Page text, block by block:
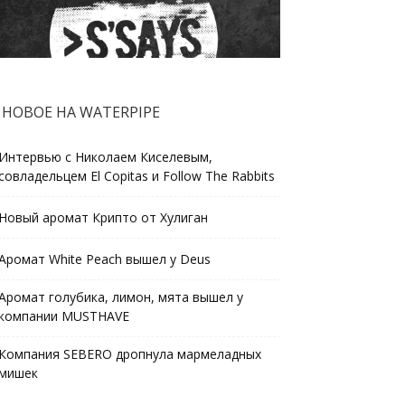
НОВОЕ НА WATERPIPE
с Николаем Киселевым,
El Copitas и Follow The Rabbits
аромат Крипто от Хулиган
White Peach вышел у Deus
голубика, лимон, мята вышел у
MUSTHAVE
SEBERO дропнула мармеладных